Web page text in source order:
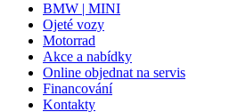
BMW | MINI
Ojeté vozy
Motorrad
Akce a nabídky
Online objednat na servis
Financování
Kontakty